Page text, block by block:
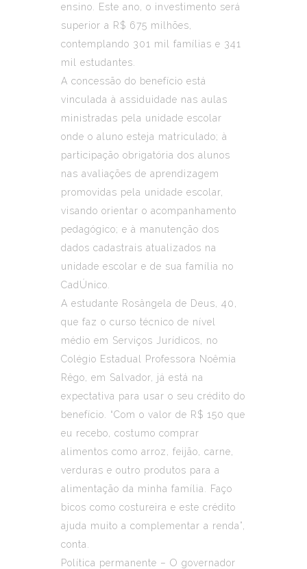
ensino. Este ano, o investimento será
superior a R$ 675 milhões,
contemplando 301 mil famílias e 341
mil estudantes.
A concessão do benefício está
vinculada à assiduidade nas aulas
ministradas pela unidade escolar
onde o aluno esteja matriculado; à
participação obrigatória dos alunos
nas avaliações de aprendizagem
promovidas pela unidade escolar,
visando orientar o acompanhamento
pedagógico; e à manutenção dos
dados cadastrais atualizados na
unidade escolar e de sua família no
CadÚnico.
A estudante Rosângela de Deus, 40,
que faz o curso técnico de nível
médio em Serviços Jurídicos, no
Colégio Estadual Professora Noêmia
Rêgo, em Salvador, já está na
expectativa para usar o seu crédito do
benefício. “Com o valor de R$ 150 que
eu recebo, costumo comprar
alimentos como arroz, feijão, carne,
verduras e outro produtos para a
alimentação da minha família. Faço
bicos como costureira e este crédito
ajuda muito a complementar a renda”,
conta.
Política permanente – O governador